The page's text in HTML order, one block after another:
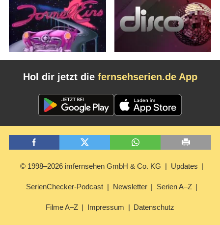
Hol dir jetzt die fernsehserien.de App
© 1998–2026 imfernsehen GmbH & Co. KG Updates
SerienChecker-Podcast Newsletter Serien A–Z
Filme A–Z Impressum Datenschutz